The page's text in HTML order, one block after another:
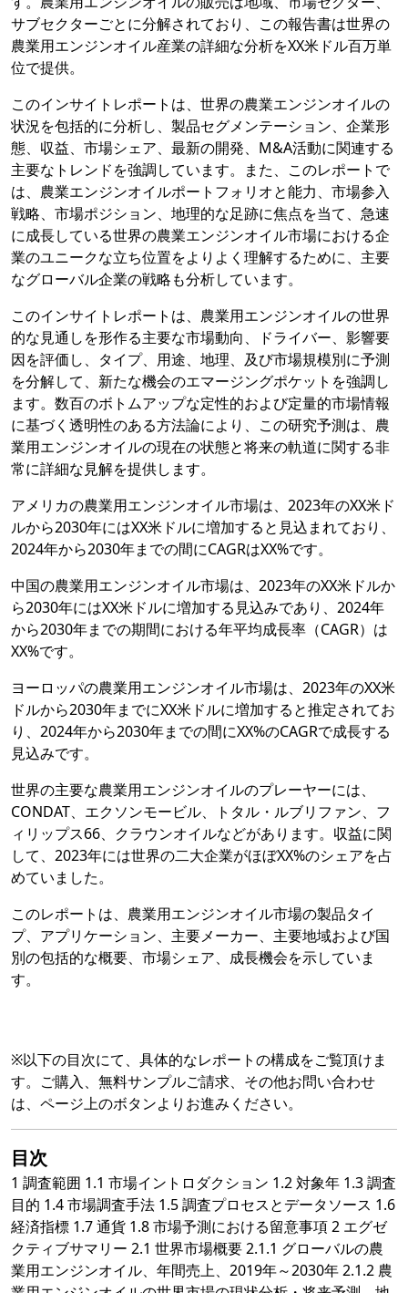
サブセクターごとに分解されており、この報告書は世界の
農業用エンジンオイル産業の詳細な分析をXX米ドル百万単
位で提供。
このインサイトレポートは、世界の農業エンジンオイルの
状況を包括的に分析し、製品セグメンテーション、企業形
態、収益、市場シェア、最新の開発、M&A活動に関連する
主要なトレンドを強調しています。また、このレポートで
は、農業エンジンオイルポートフォリオと能力、市場参入
戦略、市場ポジション、地理的な足跡に焦点を当て、急速
に成長している世界の農業エンジンオイル市場における企
業のユニークな立ち位置をよりよく理解するために、主要
なグローバル企業の戦略も分析しています。
このインサイトレポートは、農業用エンジンオイルの世界
的な見通しを形作る主要な市場動向、ドライバー、影響要
因を評価し、タイプ、用途、地理、及び市場規模別に予測
を分解して、新たな機会のエマージングポケットを強調し
ます。数百のボトムアップな定性的および定量的市場情報
に基づく透明性のある方法論により、この研究予測は、農
業用エンジンオイルの現在の状態と将来の軌道に関する非
常に詳細な見解を提供します。
アメリカの農業用エンジンオイル市場は、2023年のXX米ド
ルから2030年にはXX米ドルに増加すると見込まれており、
2024年から2030年までの間にCAGRはXX%です。
中国の農業用エンジンオイル市場は、2023年のXX米ドルか
ら2030年にはXX米ドルに増加する見込みであり、2024年
から2030年までの期間における年平均成長率（CAGR）は
XX%です。
ヨーロッパの農業用エンジンオイル市場は、2023年のXX米
ドルから2030年までにXX米ドルに増加すると推定されてお
り、2024年から2030年までの間にXX%のCAGRで成長する
見込みです。
世界の主要な農業用エンジンオイルのプレーヤーには、
CONDAT、エクソンモービル、トタル・ルブリファン、フ
ィリップス66、クラウンオイルなどがあります。収益に関
して、2023年には世界の二大企業がほぼXX%のシェアを占
めていました。
このレポートは、農業用エンジンオイル市場の製品タイ
プ、アプリケーション、主要メーカー、主要地域および国
別の包括的な概要、市場シェア、成長機会を示していま
す。
※以下の目次にて、具体的なレポートの構成をご覧頂けま
す。ご購入、無料サンプルご請求、その他お問い合わせ
は、ページ上のボタンよりお進みください。
目次
1 調査範囲 1.1 市場イントロダクション 1.2 対象年 1.3 調査
目的 1.4 市場調査手法 1.5 調査プロセスとデータソース 1.6
経済指標 1.7 通貨 1.8 市場予測における留意事項 2 エグゼ
クティブサマリー 2.1 世界市場概要 2.1.1 グローバルの農
業用エンジンオイル、年間売上、2019年～2030年 2.1.2 農